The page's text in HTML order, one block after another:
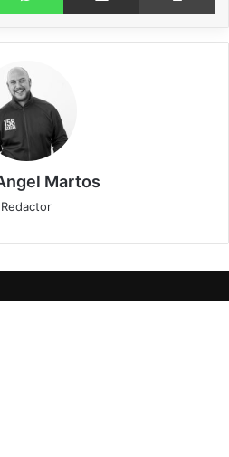
Alemania, y con una actividad musical
que sacaron en 2019 su ultimo trabajo
un nuevo EP, “Radiant”, para demostrar
que su death/doom metal tiene un nuevo
se expanden por el espectro sonoro,
la pesadez ocultista se vuelve agresiva,
a finales de 2025. El primero es
los sentimientos y emociones en una
a cada paso, destacando el trabajo
Martos
Redactor